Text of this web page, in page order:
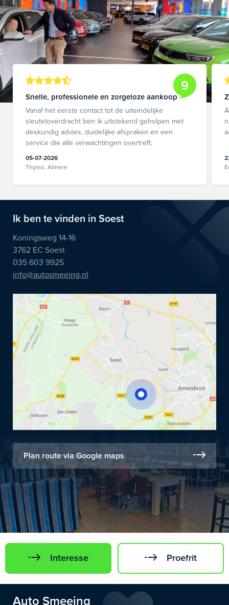
9
Snelle, professionele en zorgeloze aankoop
Vanaf het eerste contact tot de uiteindelijke
sleuteloverdracht ben ik uitstekend geholpen met
deskundig advies, duidelijke afspraken en een
service die alle verwachtingen overtreft.
05-07-2026
Thymo, Almere
Ik ben te vinden in Soest
Koningsweg 14-16
3762 EC Soest
035 603 9925
info@autosmeeing.nl
Plan route via Google maps
Interesse Proefrit
Auto Smeeing